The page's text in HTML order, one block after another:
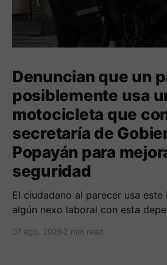
Denuncian que un
posiblemente usa
motocicleta que
secretaría de
Popayán para
seguridad
El ciudadano al parecer usa
algún nexo laboral con esta
municipales frente al tema.
07 ago. 2026 2 min read